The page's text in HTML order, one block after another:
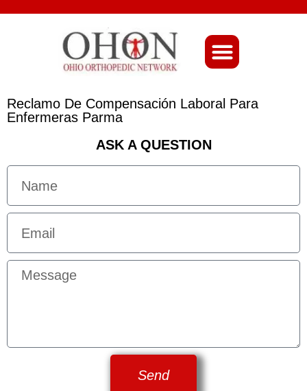
Reclamo De Compensación Laboral Para
Enfermeras Parma
ASK A QUESTION
Send